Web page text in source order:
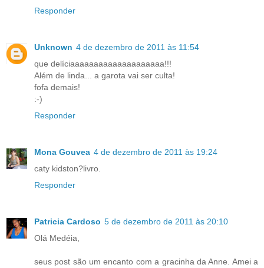
Responder
Unknown 4 de dezembro de 2011 às 11:54
que delíciaaaaaaaaaaaaaaaaaaaa!!!
Além de linda... a garota vai ser culta!
fofa demais!
:-)
Responder
Mona Gouvea 4 de dezembro de 2011 às 19:24
caty kidston?livro.
Responder
Patricia Cardoso 5 de dezembro de 2011 às 20:10
Olá Medéia,
seus post são um encanto com a gracinha da Anne. Amei a